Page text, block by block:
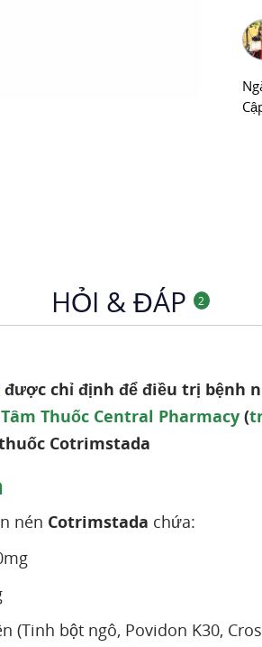
HỎI & ĐÁP 2
được chỉ định để điều trị bệnh
Thuốc Central Pharmacy (
Cotrimstada
nén Cotrimstada chứa:
(Tinh bột ngô, Povidon K30,